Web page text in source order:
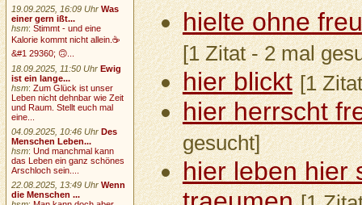
hielte ohne
[1 Zitat - 2 mal
hier blickt [1
hier herrscht
gesucht]
hier leben hier
19.09.2025, 16:09 Uhr Was
einer gern ißt...
hsm:Stimmt - und eine
Kalorie kommt nicht allein.☕
&#1 29360; 🙃...
18.09.2025, 11:50 Uhr Ewig
ist ein lange...
hsm:Zum Glück ist unser
Leben nicht dehnbar wie Zeit
und Raum. Stellt euch mal
eine...
04.09.2025, 10:46 Uhr Des
Menschen Leben...
hsm:Und manchmal kann
das Leben ein ganz schönes
Arschloch sein....
22.08.2025, 13:49 Uhr Wenn
die Menschen ...